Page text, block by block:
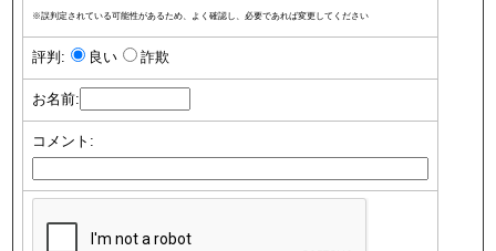
※誤判定されている可能性があるため、よく確認し、必要であれば変更してください
評判: 良い 詐欺
お名前:
コメント: